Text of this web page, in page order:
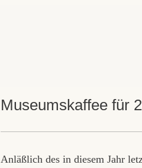
Museumskaffee für
Anläßlich des in diesem Jahr